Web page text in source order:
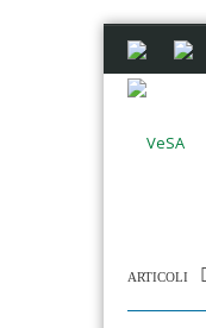
ARTICOLI